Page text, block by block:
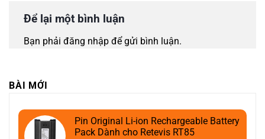
Để lại một bình luận
Bạn phải đăng nhập để gửi bình luận.
BÀI MỚI
Pin Original Li-ion Rechargeable Battery
Pack Dành cho Retevis RT85